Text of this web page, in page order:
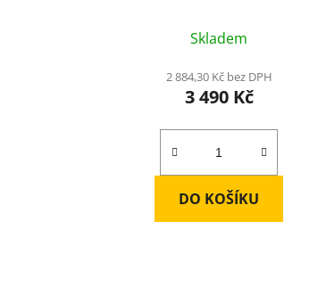
Skladem
2 884,30 Kč bez DPH
3 490 Kč
DO KOŠÍKU